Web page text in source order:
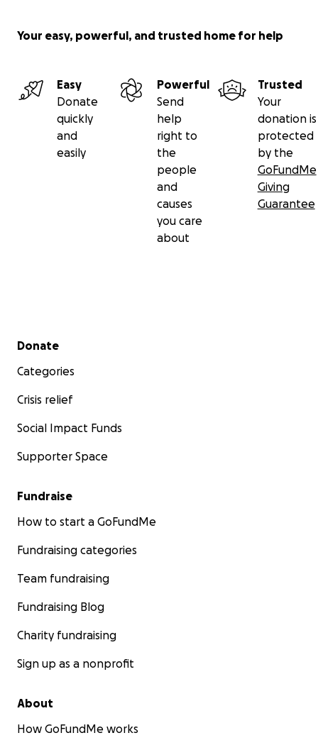
Your easy, powerful, and trusted home for help
Easy
Donate
quickly
and
easily
Powerful
Send
help
right to
the
people
and
causes
you care
about
Trusted
Your
donation is
protected
by the
GoFundMe
Giving
Guarantee
Secondary menu
Donate
Categories
Crisis relief
Social Impact Funds
Supporter Space
Fundraise
How to start a GoFundMe
Fundraising categories
Team fundraising
Fundraising Blog
Charity fundraising
Sign up as a nonprofit
About
How GoFundMe works